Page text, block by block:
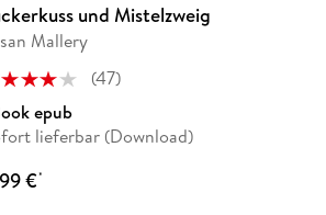
und Mistelzweig
Mallery
(47)
epub
lieferbar (Download)
€*